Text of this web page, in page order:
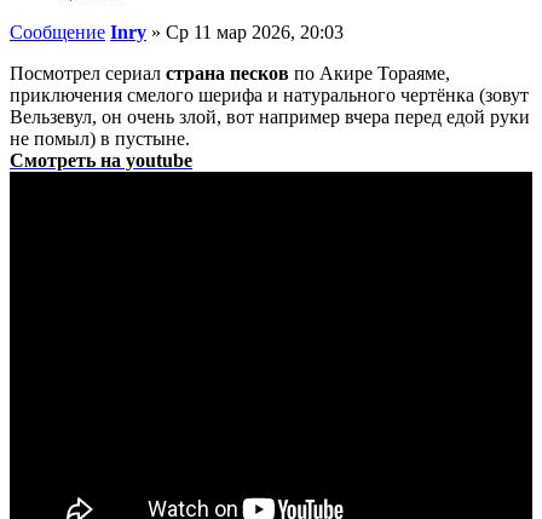
Сообщение Inry » Ср 11 мар 2026, 20:03
Посмотрел сериал страна песков по Акире Тораяме,
приключения смелого шерифа и натурального чертёнка (зовут
Вельзевул, он очень злой, вот например вчера перед едой руки
не помыл) в пустыне.
Смотреть на youtube